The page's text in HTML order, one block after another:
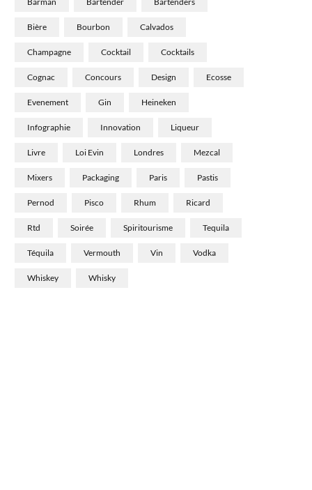
Bière Bourbon Calvados
Champagne Cocktail Cocktails
Cognac Concours Design Ecosse
Evenement Gin Heineken
Infographie Innovation Liqueur
Livre Loi Evin Londres Mezcal
Mixers Packaging Paris Pastis
Pernod Pisco Rhum Ricard
Rtd Soirée Spiritourisme Tequila
Téquila Vermouth Vin Vodka
Whiskey Whisky